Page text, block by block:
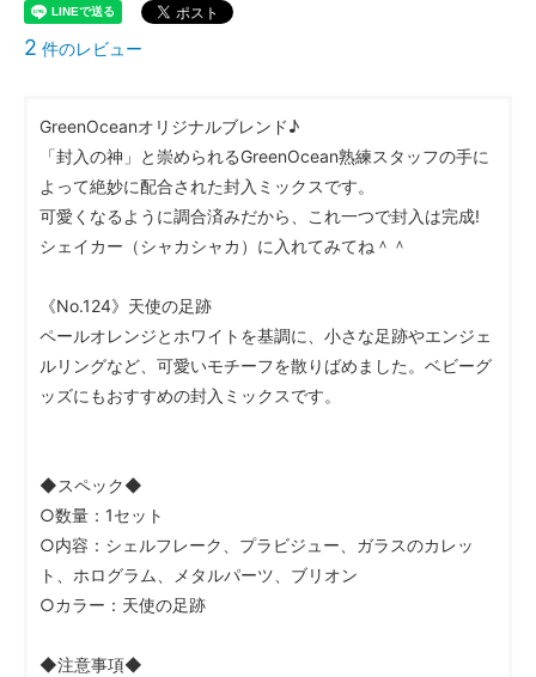
2 件のレビュー
GreenOceanオリジナルブレンド♪
「封入の神」と崇められるGreenOcean熟練スタッフの手に
よって絶妙に配合された封入ミックスです。
可愛くなるように調合済みだから、これ一つで封入は完成!
シェイカー（シャカシャカ）に入れてみてね＾＾
《No.124》天使の足跡
ペールオレンジとホワイトを基調に、小さな足跡やエンジェ
ルリングなど、可愛いモチーフを散りばめました。ベビーグ
ッズにもおすすめの封入ミックスです。
◆スペック◆
○数量：1セット
○内容：シェルフレーク、プラビジュー、ガラスのカレッ
ト、ホログラム、メタルパーツ、ブリオン
○カラー：天使の足跡
◆注意事項◆